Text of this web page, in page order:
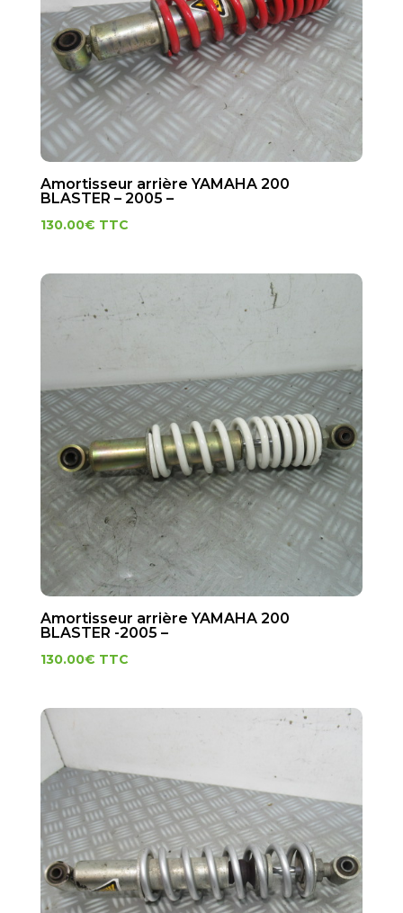
Amortisseur arrière YAMAHA 200
BLASTER – 2005 –
130.00€ TTC
Amortisseur arrière YAMAHA 200
BLASTER -2005 –
130.00€ TTC